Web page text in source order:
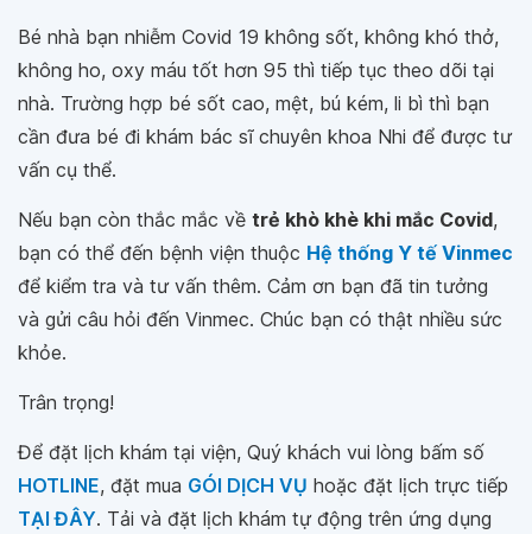
Bé nhà bạn nhiễm Covid 19 không sốt, không khó thở,
không ho, oxy máu tốt hơn 95 thì tiếp tục theo dõi tại
nhà. Trường hợp bé sốt cao, mệt, bú kém, li bì thì bạn
cần đưa bé đi khám bác sĩ chuyên khoa Nhi để được tư
vấn cụ thể.
Nếu bạn còn thắc mắc về trẻ khò khè khi mắc Covid,
bạn có thể đến bệnh viện thuộc Hệ thống Y tế Vinmec
để kiểm tra và tư vấn thêm. Cảm ơn bạn đã tin tưởng
và gửi câu hỏi đến Vinmec. Chúc bạn có thật nhiều sức
khỏe.
Trân trọng!
Để đặt lịch khám tại viện, Quý khách vui lòng bấm số
HOTLINE, đặt mua GÓI DỊCH VỤ hoặc đặt lịch trực tiếp
TẠI ĐÂY. Tải và đặt lịch khám tự động trên ứng dụng